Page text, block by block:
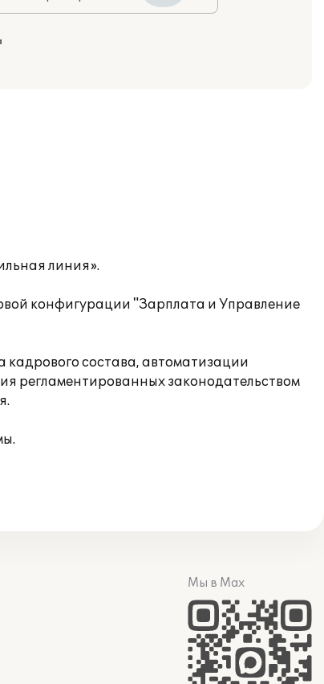
линия».
конфигурации "Зарплата и Управление
состава, автоматизации
регламентированных законодательством
Мы в Max